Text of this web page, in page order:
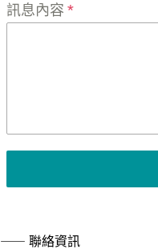
訊息內容 *
⸺ 聯絡資訊